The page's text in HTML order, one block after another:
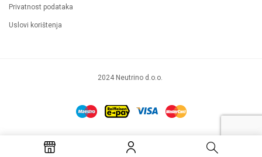
Privatnost podataka
Uslovi korištenja
2024 Neutrino d.o.o.